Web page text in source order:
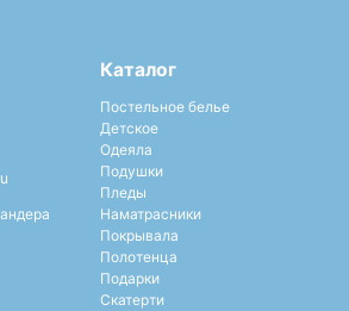
Каталог
Постельное белье
Детское
Одеяла
Подушки
Пледы
Наматрасники
Покрывала
Полотенца
Подарки
Скатерти